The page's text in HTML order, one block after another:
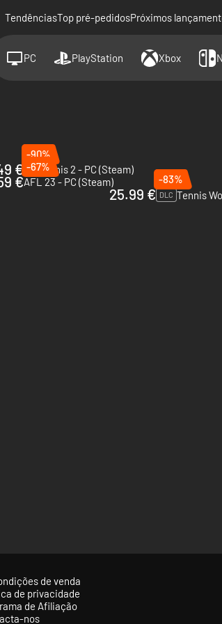
TendênciasTop pré-pedidosPróximos
PC PlayStation Xbox
€
-90%
AO Tennis 2 - PC (Steam)
€
-67%
AFL 23 - PC (Steam)
25.99 €
-83%
DLC Tennis
de venda
de privacidade
de Afiliação
nos